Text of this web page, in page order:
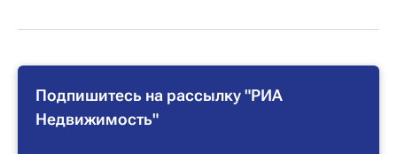
Подпишитесь на рассылку "РИА
Недвижимость"